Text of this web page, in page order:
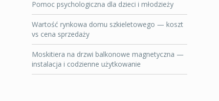
Pomoc psychologiczna dla dzieci i młodzieży
Wartość rynkowa domu szkieletowego — koszt
vs cena sprzedaży
Moskitiera na drzwi balkonowe magnetyczna —
instalacja i codzienne użytkowanie